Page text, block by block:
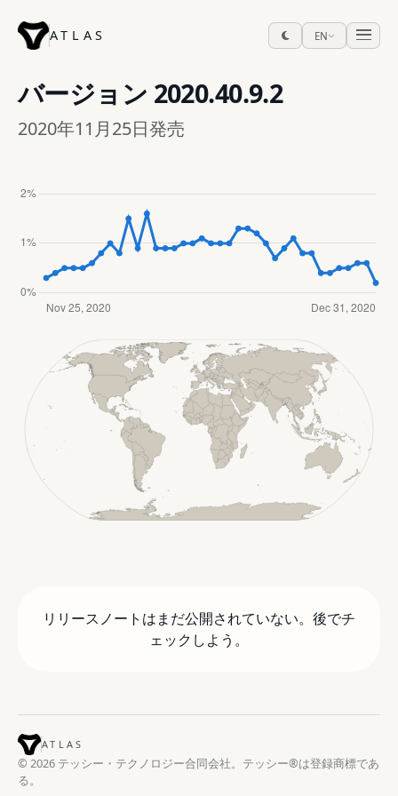
ATLAS EN
バージョン 2020.40.9.2
2020年11月25日発売
リリースノートはまだ公開されていない。後でチ
ェックしよう。
ATLAS
© 2026 テッシー・テクノロジー合同会社。テッシー®は登録商標であ
る。